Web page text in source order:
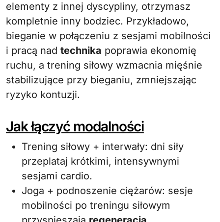
elementy z innej dyscypliny, otrzymasz
kompletnie inny bodziec. Przykładowo,
bieganie w połączeniu z sesjami mobilności
i pracą nad technika poprawia ekonomię
ruchu, a trening siłowy wzmacnia mięśnie
stabilizujące przy bieganiu, zmniejszając
ryzyko kontuzji.
Jak łączyć modalności
Trening siłowy + interwały: dni siły
przeplataj krótkimi, intensywnymi
sesjami cardio.
Joga + podnoszenie ciężarów: sesje
mobilności po treningu siłowym